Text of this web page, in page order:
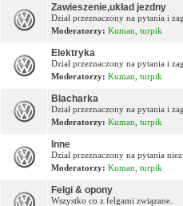
Zawieszenie,układ jezdny
Dział przeznaczony na pytania i
Moderatorzy: Kuman turpik
Elektryka
Dział przeznaczony na pytania i
Moderatorzy: Kuman turpik
Blacharka
Dział przeznaczony na pytania i
Moderatorzy: Kuman turpik
Inne
Dział przeznaczony na pytania
Moderatorzy: Kuman turpik
Felgi & opony
Wszystko co z felgami związane.